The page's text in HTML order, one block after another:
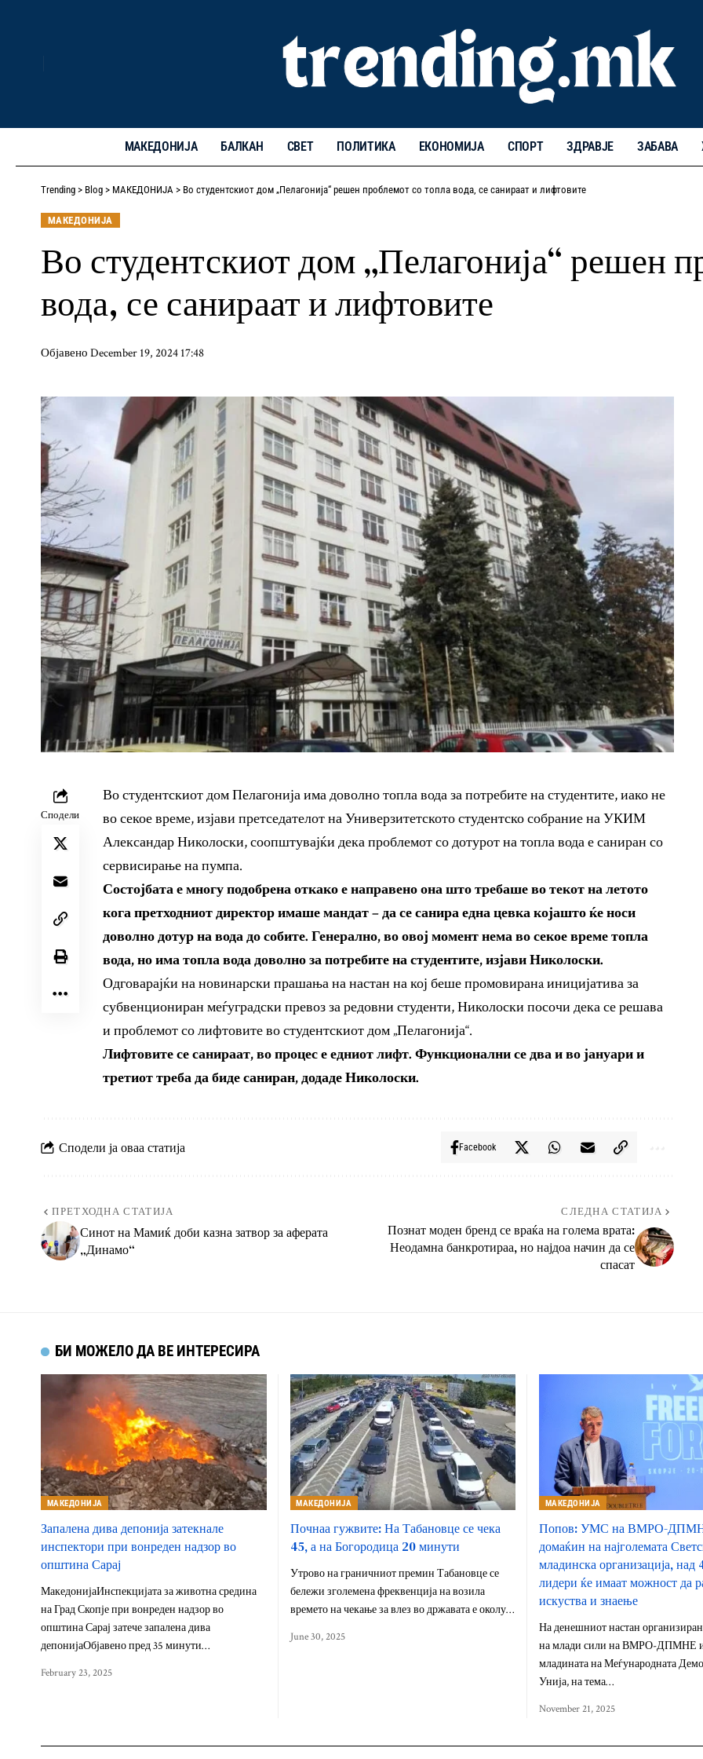
МАКЕДОНИЈА БАЛКАН СВЕТ ПОЛИТИКА ЕКОНОМИЈА СПОРТ ЗДРАВЈЕ ЗАБАВА
Trending > Blog > МАКЕДОНИЈА > Во студентскиот дом „Пелагонија“ решен проблемот со топла вода, се санираат и лифтовите
МАКЕДОНИЈА
Во студентскиот дом „Пелагонија“ решен
вода, се санираат и лифтовите
Објавено December 19, 2024 17:48
Сподели
Во студентскиот дом Пелагонија има доволно топла вода за потребите на студентите, иако не
во секое време, изјави претседателот на Универзитетското студентско собрание на УКИМ
Александар Николоски, соопштувајќи дека проблемот со дотурот на топла вода е саниран со
сервисирање на пумпа.
Состојбата е многу подобрена откако е направено она што требаше во текот на летото
кога претходниот директор имаше мандат – да се санира една цевка којашто ќе носи
доволно дотур на вода до собите. Генерално, во овој момент нема во секое време топла
вода, но има топла вода доволно за потребите на студентите, изјави Николоски.
Одговарајќи на новинарски прашања на настан на кој беше промовиранa иницијатива за
субвенциониран меѓуградски превоз за редовни студенти, Николоски посочи дека се решава
и проблемот со лифтовите во студентскиот дом „Пелагонија“.
Лифтовите се санираат, во процес е едниот лифт. Функционални се два и во јануари и
третиот треба да биде саниран, додаде Николоски.
Сподели ја оваа статија Facebook
ПРЕТХОДНА СТАТИЈА
Синот на Мамиќ доби казна затвор за аферата
„Динамо“
СЛЕДНА СТАТИЈА
Познат моден бренд се враќа на голема врата:
Неодамна банкротираа, но најдоа начин да се
спасат
БИ МОЖЕЛО ДА ВЕ ИНТЕРЕСИРА
МАКЕДОНИЈА
Запалена дива депонија затекнале
инспектори при вонреден надзор во
општина Сарај
МакедонијаИнспекцијата за животна средина
на Град Скопје при вонреден надзор во
општина Сарај затече запалена дива
депонијаОбјавено пред 35 минути…
February 23, 2025
МАКЕДОНИЈА
Почнаа гужвите: На Табановце се чека
45, а на Богородица 20 минути
Утрово на граничниот премин Табановце се
бележи зголемена фреквенција на возила
времето на чекање за влез во државата е околу…
June 30, 2025
МАКЕДОНИЈА
Попов: УМС на ВМРО-
домаќин на најголемата
младинска организација, над
лидери ќе имаат можност да
искуства и знаење
На денешниот настан
на млади сили на ВМРО-ДПМНЕ
младината на Меѓународната
Унија, на тема…
November 21, 2025